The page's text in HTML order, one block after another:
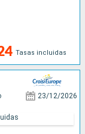
Tasas incluidas
23/12/2026